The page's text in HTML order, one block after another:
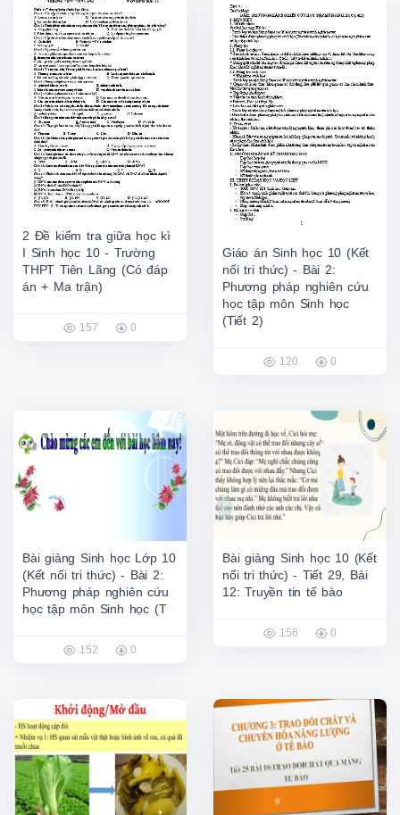
2 Đề kiểm tra giữa học kì
I Sinh học 10 - Trường
THPT Tiên Lãng (Có đáp
án + Ma trận)
157 0
Giáo án Sinh học 10 (Kết
nối tri thức) - Bài 2:
Phương pháp nghiên cứu
học tập môn Sinh học
(Tiết 2)
120 0
Bài giảng Sinh học Lớp 10
(Kết nối tri thức) - Bài 2:
Phương pháp nghiên cứu
học tập môn Sinh học (T
152 0
Bài giảng Sinh học 10 (Kết
nối tri thức) - Tiết 29, Bài
12: Truyền tin tế bào
156 0